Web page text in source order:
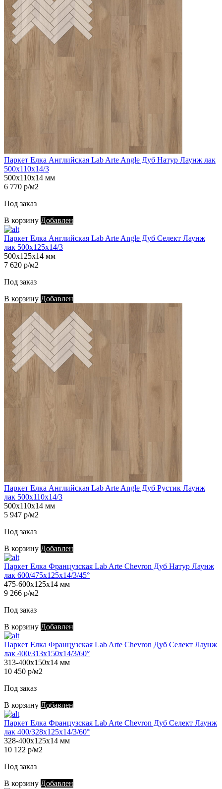
Паркет Елка Английская Lab Arte Angle Дуб Натур Лаунж лак
500х110х14/3
500х110х14 мм
6 770 р/м2
Под заказ
В корзину Добавлен
Паркет Елка Английская Lab Arte Angle Дуб Селект Лаунж
лак 500х125х14/3
500х125х14 мм
7 620 р/м2
Под заказ
В корзину Добавлен
Паркет Елка Английская Lab Arte Angle Дуб Рустик Лаунж
лак 500х110х14/3
500х110х14 мм
5 947 р/м2
Под заказ
В корзину Добавлен
Паркет Елка Французская Lab Arte Chevron Дуб Натур Лаунж
лак 600/475х125х14/3/45°
475-600х125х14 мм
9 266 р/м2
Под заказ
В корзину Добавлен
Паркет Елка Французская Lab Arte Chevron Дуб Селект Лаунж
лак 400/313х150х14/3/60°
313-400х150х14 мм
10 450 р/м2
Под заказ
В корзину Добавлен
Паркет Елка Французская Lab Arte Chevron Дуб Селект Лаунж
лак 400/328х125х14/3/60°
328-400х125х14 мм
10 122 р/м2
Под заказ
В корзину Добавлен